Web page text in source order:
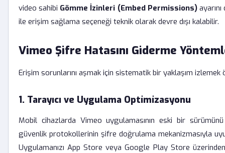
video sahibi Gömme İzinleri (Embed Permissions)
ile erişim sağlama seçeneği teknik olarak devre dışı kalabilir.
Vimeo Şifre Hatasını Giderme
Erişim sorunlarını aşmak için sistematik bir yaklaşım izlemek
1. Tarayıcı ve Uygulama Optimizasyonu
Mobil cihazlarda Vimeo uygulamasının eski bir
güvenlik protokollerinin şifre doğrulama mekanizmasıyla
Uygulamanızı App Store veya Google Play Store